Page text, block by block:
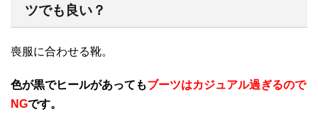
ツでも良い？
喪服に合わせる靴。
色が黒でヒールがあってもブーツはカジュアル過ぎるので
NGです。